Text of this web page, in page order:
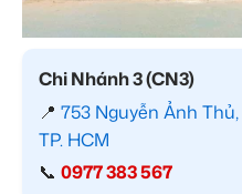
Chi Nhánh 3 (CN3)
📍 753 Nguyễn Ảnh
TP. HCM
📞 0977 383 567